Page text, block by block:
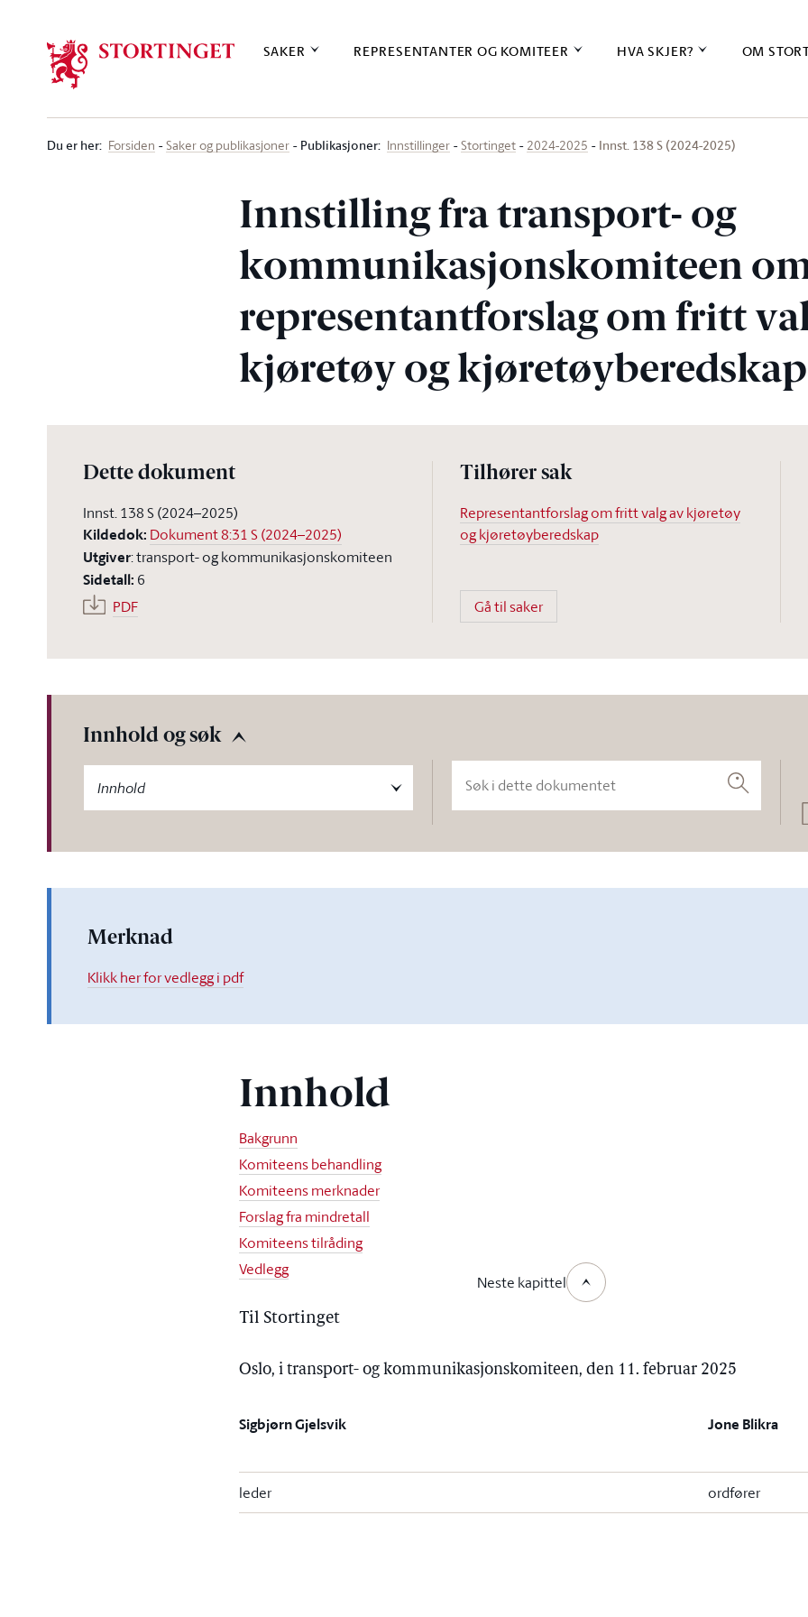
SAKER REPRESENTANTER OG KOMITEER HVA SKJER? OM
Du er her: Forsiden Saker og publikasjoner Publikasjoner: Innstillinger Stortinget 2024-2025 Innst. 138 S (2024-2025)
Innstilling fra transport- og
kommunikasjonskomiteen
representantforslag om fritt
kjøretøy og kjøretøyberedskap
Dette dokument
Innst. 138 S (2024–2025)
Kildedok: Dokument 8:31 S (2024–2025)
Utgiver:transport- og kommunikasjonskomiteen
Sidetall: 6
PDF
Tilhører sak
Representantforslag om fritt valg av kjøretøy
og kjøretøyberedskap
Gå til saker
Innhold og søk
Innhold Søk
Merknad
Klikk her for vedlegg i pdf
Innhold
Bakgrunn
Komiteens behandling
Komiteens merknader
Forslag fra mindretall
Komiteens tilråding
Vedlegg
Neste kapittel
Til Stortinget
Oslo, i transport- og kommunikasjonskomiteen, den 11. februar 2025
Sigbjørn Gjelsvik Jone Blikra
leder ordfører